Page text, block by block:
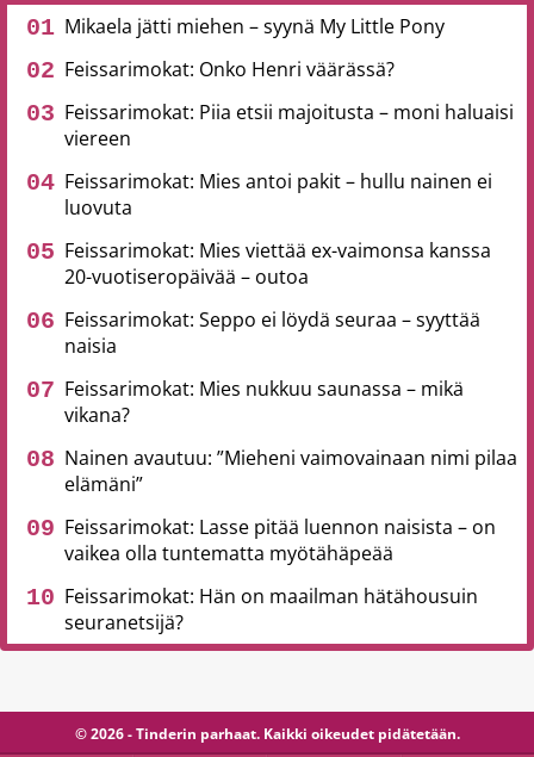
Mikaela jätti miehen – syynä My Little Pony
Feissarimokat: Onko Henri väärässä?
Feissarimokat: Piia etsii majoitusta – moni haluaisi
viereen
Feissarimokat: Mies antoi pakit – hullu nainen ei
luovuta
Feissarimokat: Mies viettää ex-vaimonsa kanssa
20-vuotiseropäivää – outoa
Feissarimokat: Seppo ei löydä seuraa – syyttää
naisia
Feissarimokat: Mies nukkuu saunassa – mikä
vikana?
Nainen avautuu: ”Mieheni vaimovainaan nimi pilaa
elämäni”
Feissarimokat: Lasse pitää luennon naisista – on
vaikea olla tuntematta myötähäpeää
Feissarimokat: Hän on maailman hätähousuin
seuranetsijä?
© 2026 - Tinderin parhaat. Kaikki oikeudet pidätetään.